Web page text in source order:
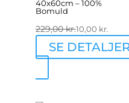
40x60cm – 100%
Bomuld
229,00kr.10,00 kr.
SE